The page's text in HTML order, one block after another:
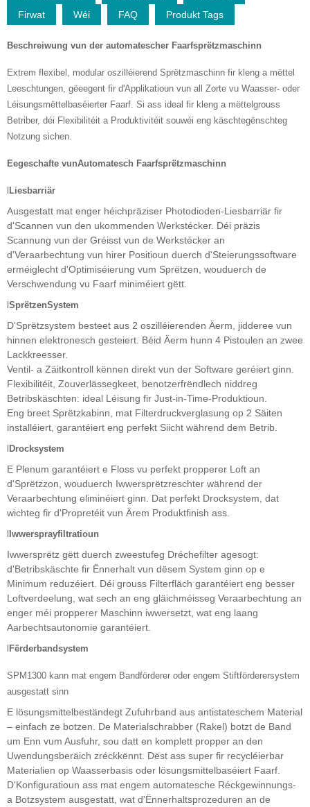
Firwat
Wéi FAQ Produkt Tags
Beschreiwung vun der automatescher Faarfsprëtzmaschinn
Extrem flexibel, modular oszilléierend Sprëtzmaschinn fir kleng a mëttel
Leeschtungen, gëeegent fir d'Applikatioun vun all Zorte vu Waasser- oder
Léisungsmëttelbaséierter Faarf. Si ass ideal fir kleng a mëttelgrouss
Betriber, déi Flexibilitéit a Produktivitéit souwéi eng käschtegënschteg
Notzung sichen.
Eegeschafte vunAutomatesch Faarfsprëtzmaschinn
Liesbarriär
Ausgestatt mat enger héichpräziser Photodioden-Liesbarriär fir
d'Scannen vun den ukommenden Werkstécker. Déi präzis
Scannung vun der Gréisst vun de Werkstécker an
d'Veraarbechtung vun hirer Positioun duerch d'Steierungssoftware
erméiglecht d'Optimiséierung vum Sprëtzen, wouduerch de
Verschwendung vu Faarf miniméiert gëtt.
SprëtzenSystem
D'Sprëtzsystem besteet aus 2 oszilléierenden Äerm, jidderee vun
hinnen elektronesch gesteiert. Béid Äerm hunn 4 Pistoulen an zwee
Lackkreesser.
Ventil- a Zäitkontroll kënnen direkt vun der Software geréiert ginn.
Flexibilitéit, Zouverlässegkeet, benotzerfrëndlech niddreg
Betribskäschten: ideal Léisung fir Just-in-Time-Produktioun.
Eng breet Sprëtzkabinn, mat Filterdruckverglasung op 2 Säiten
installéiert, garantéiert eng perfekt Siicht während dem Betrib.
Drocksystem
E Plenum garantéiert e Floss vu perfekt propperer Loft an
d'Sprëtzzon, wouduerch Iwwersprëtzreschter während der
Veraarbechtung eliminéiert ginn. Dat perfekt Drocksystem, dat
wichteg fir d'Propretéit vun Ärem Produktfinish ass.
Iwwersprayfiltratioun
Iwwersprëtz gëtt duerch zweestufeg Dréchefilter agesogt:
d'Betribskäschte fir Ënnerhalt vun dësem System ginn op e
Minimum reduzéiert. Déi grouss Filterfläch garantéiert eng besser
Loftverdeelung, wat sech an eng gläichméisseg Veraarbechtung an
enger méi propperer Maschinn iwwersetzt, wat eng laang
Aarbechtsautonomie garantéiert.
Fërderbandsystem
SPM1300 kann mat engem Bandförderer oder engem Stiftförderersystem
ausgestatt sinn
E lösungsmittelbeständegt Zufuhrband aus antistateschem Material
– einfach ze botzen. De Materialschrabber (Rakel) botzt de Band
um Enn vum Ausfuhr, sou datt en komplett propper an den
Uwendungsberäich zréckkënnt. Dëst ass super fir recycléierbar
Materialien op Waasserbasis oder lösungsmittelbaséiert Faarf.
D'Konfiguratioun ass mat engem automatesche Réckgewinnungs-
a Botzsystem ausgestatt, wat d'Ënnerhaltsprozeduren an de